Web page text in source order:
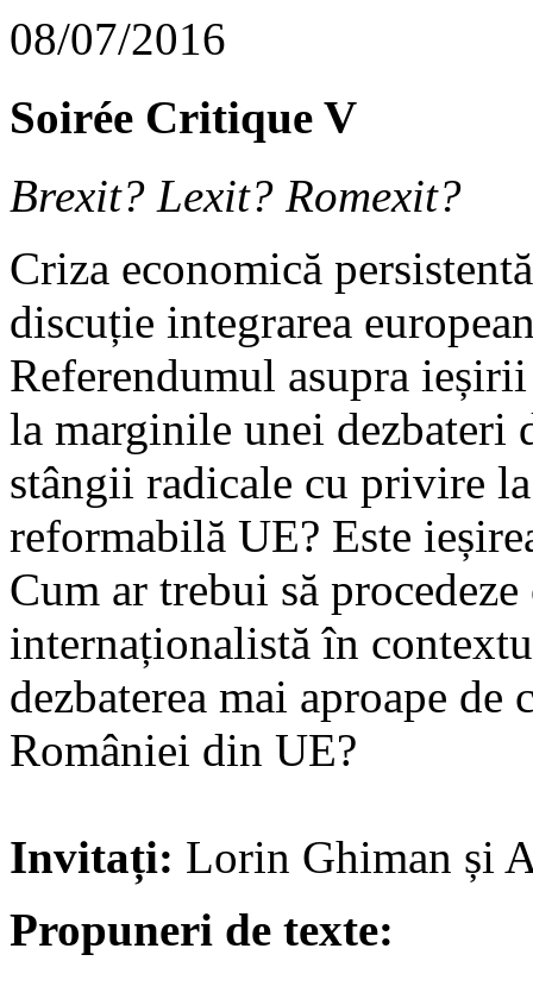
08/07/2016
Soirée Critique V
Brexit? Lexit? Romexit?
Criza economică
discuție integrarea
Referendumul asupra
la marginile unei dezbateri
stângii radicale cu privire
reformabilă UE? Este
Cum ar trebui să
internaționalistă în
dezbaterea mai aproape
României din UE?
Invitați: Lorin Ghiman și
Propuneri de texte: